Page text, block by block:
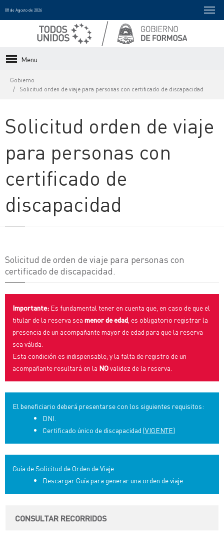
08 de Agosto de 2026
Menu
Gobierno
Solicitud orden de viaje para personas con certificado de discapacidad
Solicitud orden de viaje
para personas con
certificado de
discapacidad
Solicitud de orden de viaje para personas con
certificado de discapacidad.
Importante: Es fundamental tener en cuenta que, en caso de que el
titular de la reserva sea menor de edad , es obligatorio registrar la
presencia de un acompañante mayor de edad para que la reserva
sea válida.
Esta condición es indispensable, y la falta de registro de un
acompañante resultará en la NOvalidez de la reserva.
El beneficiario deberá presentarse con los siguientes requisitos:
DNI.
Certificado único de discapacidad (VIGENTE)
Guía de Solicitud de Orden de Viaje
Descargar Guía para generar una orden de viaje.
CONSULTAR RECORRIDOS